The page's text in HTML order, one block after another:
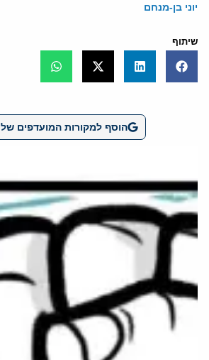
יוני בן-מנחם
שיתוף
הוסף למקורות המועדפים של Google